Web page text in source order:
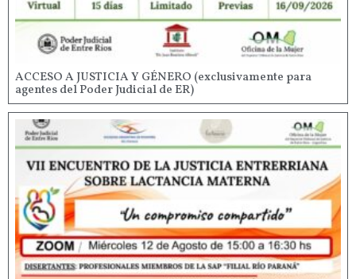
ACCESO A JUSTICIA Y GÉNERO (exclusivamente para
agentes del Poder Judicial de ER)